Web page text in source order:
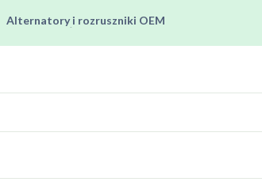
Alternatory i rozruszniki OEM
od poniedziałku do piątku od 8:00 do 16:00